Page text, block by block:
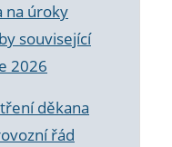
na úroky
související
2026
děkana
řád